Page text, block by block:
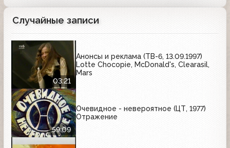
Случайные записи
03:21
Анонсы и реклама (ТВ-6, 13.09.1997)
Lotte Chocopie, McDonald's, Clearasil,
Mars
59:09
Очевидное - невероятное (ЦТ, 1977)
Отражение